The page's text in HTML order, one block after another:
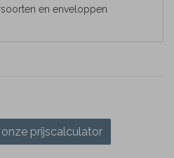
en enveloppen
prijscalculator